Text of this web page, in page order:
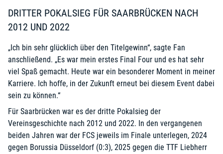
DRITTER POKALSIEG FÜR SAARBRÜCKEN NACH
2012 UND 2022
„Ich bin sehr glücklich über den Titelgewinn“, sagte Fan
anschließend. „Es war mein erstes Final Four und es hat sehr
viel Spaß gemacht. Heute war ein besonderer Moment in meiner
Karriere. Ich hoffe, in der Zukunft erneut bei diesem Event dabei
sein zu können.“
Für Saarbrücken war es der dritte Pokalsieg der
Vereinsgeschichte nach 2012 und 2022. In den vergangenen
beiden Jahren war der FCS jeweils im Finale unterlegen, 2024
gegen Borussia Düsseldorf (0:3), 2025 gegen die TTF Liebherr